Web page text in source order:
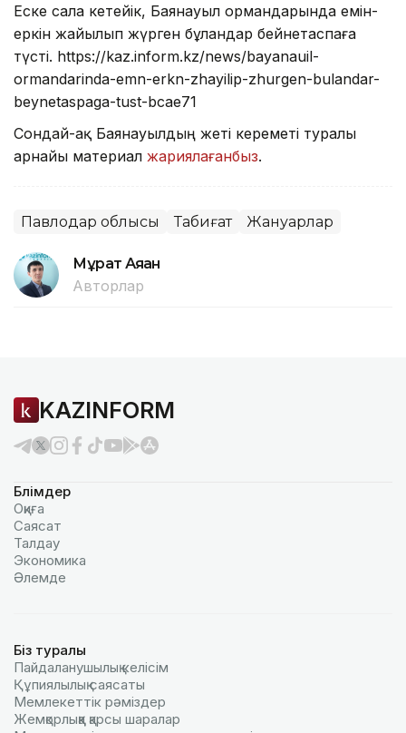
Еске сала кетейік, Баянауыл ормандарында емін-
еркін жайылып жүрген бұландар бейнетаспаға
түсті. https://kaz.inform.kz/news/bayanauil-
ormandarinda-emn-erkn-zhayilip-zhurgen-bulandar-
beynetaspaga-tust-bcae71
Сондай-ақ Баянауылдың жеті кереметі туралы
арнайы материал жариялағанбыз.
Павлодар облысы Табиғат Жануарлар
Мұрат Аяған
Авторлар
KAZINFORM
Бөлімдер
Оқиға
Саясат
Талдау
Экономика
Әлемде
Біз туралы
Пайдаланушылық келiciм
Құпиялылық саясаты
Мемлекеттік рәміздер
Жемқорлыққа қарсы шаралар